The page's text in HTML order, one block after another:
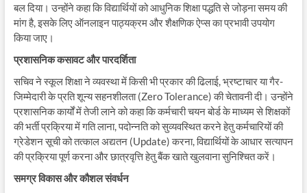
बल दिया। उन्होंने कहा कि विद्यार्थियों को आधुनिक शिक्षा पद्धति से जोड़ना समय की
मांग है, इसके लिए ऑनलाइन पाठ्यक्रम और शैक्षणिक ऐप्स का प्रभावी उपयोग
किया जाए।
प्रशासनिक कसावट और पारदर्शिता
सचिव ने स्कूल शिक्षा ने व्यवस्था में किसी भी प्रकार की ढिलाई, भ्रष्टाचार या गैर-
जिम्मेदारी के प्रति शून्य सहनशीलता (Zero Tolerance) की चेतावनी दी। उन्होंने
प्रशासनिक कार्यों में तेजी लाने को कहा कि कर्मचारी चयन बोर्ड के माध्यम से शिक्षकों
की भर्ती प्रक्रिया में गति लाना, पदोन्नति को सुव्यवस्थित करने हेतु कर्मचारियों की
ग्रेडेशन सूची को तत्काल अद्यतन (Update) करना, विद्यार्थियों के आधार सत्यापन
की प्रक्रिया पूर्ण करना और छात्रवृत्ति हेतु बैंक खाते खुलवाना सुनिश्चित करें।
समग्र विकास और कौशल संवर्धन